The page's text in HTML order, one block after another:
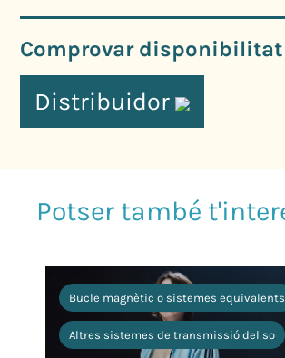
Comprovar disponibilitat
Distribuidor
Bucle magnètic o sistemes equivalents
Altres sistemes de transmissió del so